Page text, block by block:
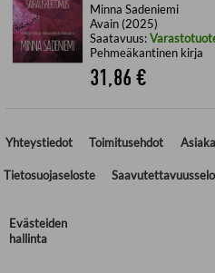
Minna Sadeniemi
Avain (2025)
Saatavuus:
Pehmeäkantinen kirja
31,86 €
Yhteystiedot Toimitusehdot
Tietosuojaseloste
Evästeiden
hallinta